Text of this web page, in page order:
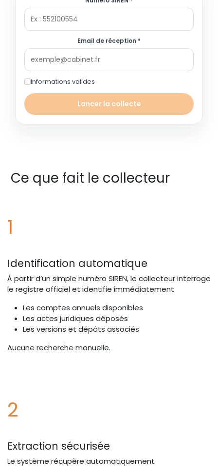
Email de réception *
Informations valides
Lancer la collecte
Ce que fait le collecteur
1
Identification automatique
À partir d’un simple numéro SIREN, le collecteur interroge
le registre officiel et identifie immédiatement
Les comptes annuels disponibles
Les actes juridiques déposés
Les versions et dépôts associés
Aucune recherche manuelle.
2
Extraction sécurisée
Le système récupère automatiquement